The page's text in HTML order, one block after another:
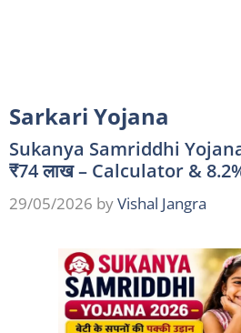
Sarkari Yojana
Sukanya Samriddhi Yojana
₹74 लाख – Calculator &
29/05/2026 byVishal Jangra